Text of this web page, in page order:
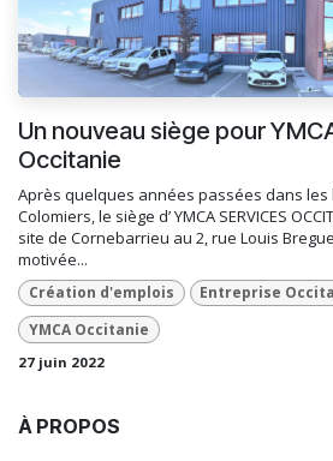
Un nouveau siège pour
Occitanie
Après quelques années passées dans les
Colomiers, le siège d’ YMCA SERVICES
site de Cornebarrieu au 2, rue Louis
motivée...
Création d'emplois
Entreprise
YMCA Occitanie
27 juin 2022
À PROPOS